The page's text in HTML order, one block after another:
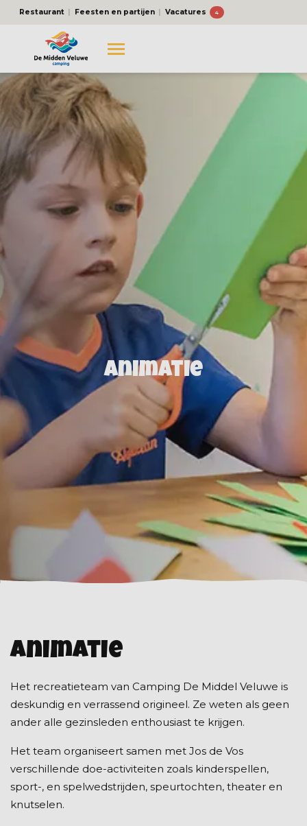
Restaurant Feesten en partijen Vacatures 4
Animatie
Animatie
Het recreatieteam van Camping De Middel Veluwe is
deskundig en verrassend origineel. Ze weten als geen
ander alle gezinsleden enthousiast te krijgen.
Het team organiseert samen met Jos de Vos
verschillende doe-activiteiten zoals kinderspellen,
sport-, en spelwedstrijden, speurtochten, theater en
knutselen.